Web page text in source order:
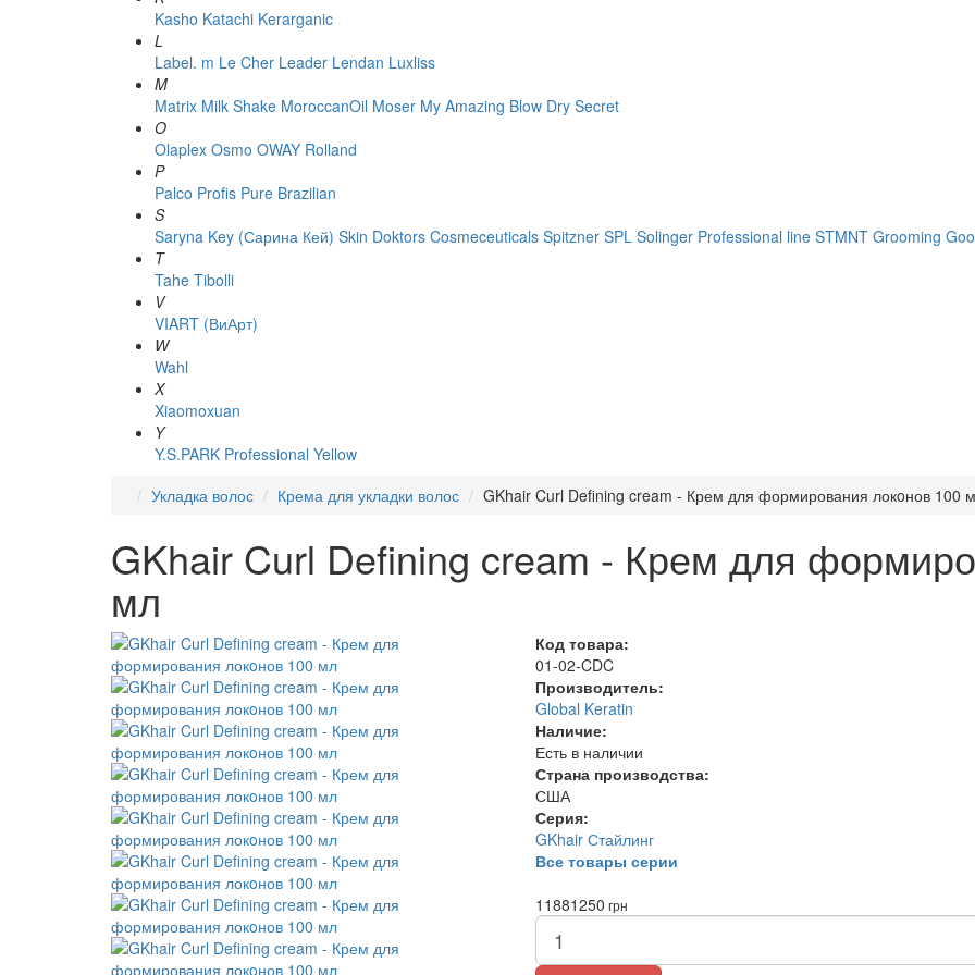
Kasho Katachi Kerarganic
L
Label. m Le Cher Leader Lendan Luxliss
M
Matrix Milk Shake MoroccanOil Moser My Amazing Blow Dry Secret
O
Olaplex Osmo OWAY Rolland
P
Palco Profis Pure Brazilian
S
Saryna Key (Сарина Кей) Skin Doktors Cosmeceuticals Spitzner SPL Solinger Professional line STMNT Grooming
T
Tahe Tibolli
V
VIART (ВиАрт)
W
Wahl
X
Xiaomoxuan
Y
Y.S.PARK Professional Yellow
Укладка волос
Крема для укладки волос GKhair Curl Defining cream - Крем для формирования локoнов 100
GKhair Curl Defining cream - Крем для
мл
Код товара:
01-02-CDC
Производитель:
Global Keratin
Наличие:
Есть в наличии
Страна производства:
США
Серия:
GKhair Стайлинг
Все товары серии
11881250 грн